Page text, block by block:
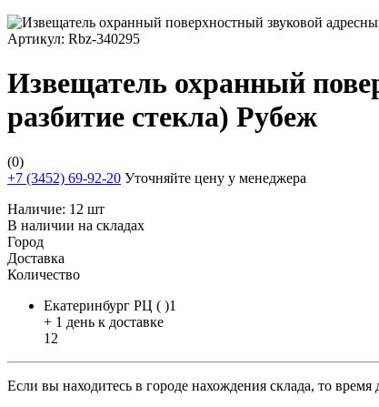
Артикул: Rbz-340295
Извещатель охранный
разбитие стекла) Рубеж
(0)
+7 (3452) 69-92-20 Уточняйте цену у менеджера
Наличие: 12 шт
В наличии на складах
Город
Доставка
Количество
Екатеринбург РЦ ( )1
+ 1 день к доставке
12
Если вы находитесь в городе нахождения склада, то